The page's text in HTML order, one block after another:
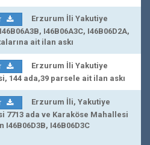
Erzurum İli Yakutiye
I46B06A3C, I46B06D2A,
ait ilan askı
Erzurum İli Yakutiye
144 ada,39 parsele ait ilan askı
Erzurum İli, Yakutiye
7713 ada ve Karaköse Mahallesi
I46B06D3B, I46B06D3C